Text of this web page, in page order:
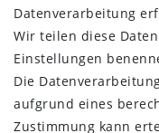
Datenverarbeitung
Wir teilen diese
Einstellungen
Die
aufgrund eines
Zustimmung kann